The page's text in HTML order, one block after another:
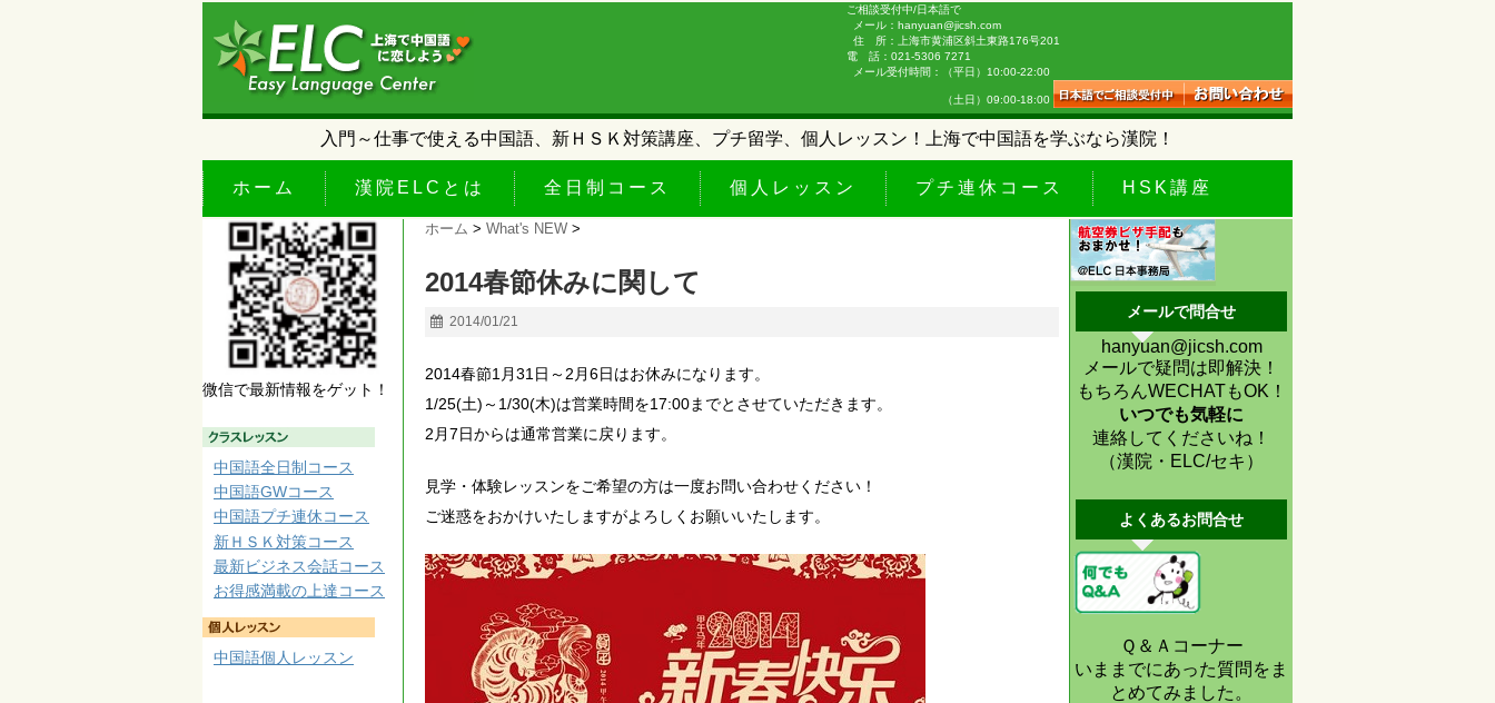
ご相談受付中/日本語で
メール：hanyuan@jicsh.com
住 所：上海市黄浦区斜土東路176号201
電 話：021-5306 7271
メール受付時間：（平日）10:00-22:00
（土日）09:00-18:00
入門～仕事で使える中国語、新ＨＳＫ対策講座、プチ留学、個人レッスン！上海で中国語を学ぶなら漢院！
ホーム 漢院ELCとは 全日制コース 個人レッスン プチ連休コース HSK講座
ホーム > What's NEW >
2014春節休みに関して
2014/01/21
2014春節1月31日～2月6日はお休みになります。
1/25(土)～1/30(木)は営業時間を17:00までとさせていただきます。
2月7日からは通常営業に戻ります。
見学・体験レッスンをご希望の方は一度お問い合わせください！
ご迷惑をおかけいたしますがよろしくお願いいたします。
メールで問合せ
hanyuan@jicsh.com
メールで疑問は即解決！
もちろんWECHATもOK！
いつでも気軽に
連絡してくださいね！
（漢院・ELC/セキ）
よくあるお問合せ
Ｑ＆Ａコーナー
いままでにあった質問をま
とめてみました。
微信で最新情報をゲット！
中国語全日制コース
中国語GWコース
中国語プチ連休コース
新ＨＳＫ対策コース
最新ビジネス会話コース
お得感満載の上達コース
中国語個人レッスン